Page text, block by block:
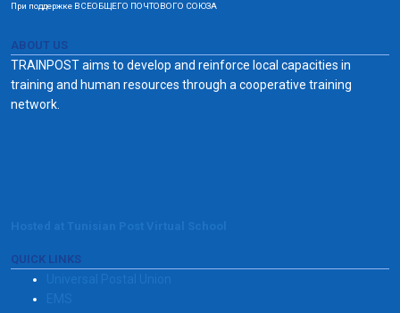
При поддержке ВСЕОБЩЕГО ПОЧТОВОГО СОЮЗА
ABOUT US
TRAINPOST aims to develop and reinforce local capacities in
training and human resources through a cooperative training
network.
QUICK LINKS